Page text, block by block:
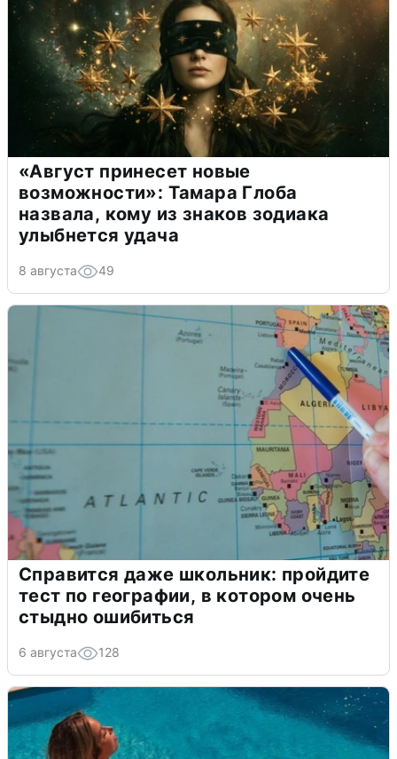
«Август принесет новые
возможности»: Тамара Глоба
назвала, кому из знаков зодиака
улыбнется удача
8 августа 49
Справится даже школьник: пройдите
тест по географии, в котором очень
стыдно ошибиться
6 августа 128